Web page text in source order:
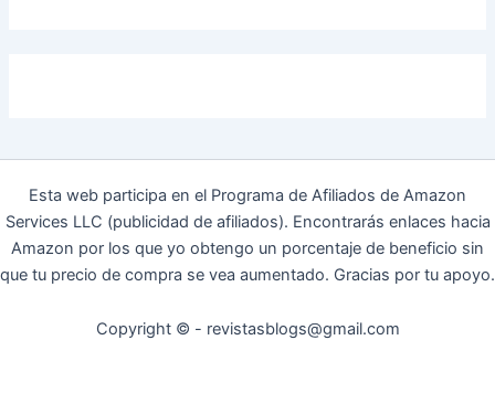
Esta web participa en el Programa de Afiliados de Amazon
Services LLC (publicidad de afiliados). Encontrarás enlaces hacia
Amazon por los que yo obtengo un porcentaje de beneficio sin
que tu precio de compra se vea aumentado. Gracias por tu apoyo.
Copyright © - revistasblogs@gmail.com